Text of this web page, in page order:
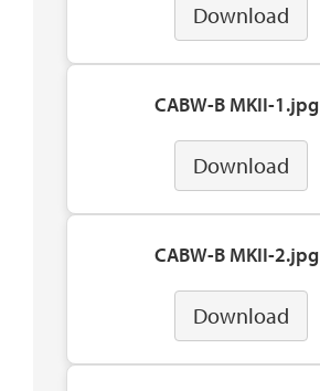
Download
CABW-B MKII-1.jpg
Download
CABW-B MKII-2.jpg
Download